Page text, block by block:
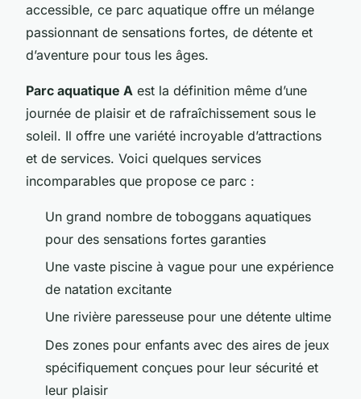
accessible, ce parc aquatique offre un mélange
passionnant de sensations fortes, de détente et
d’aventure pour tous les âges.
Parc aquatique A est la définition même d’une
journée de plaisir et de rafraîchissement sous le
soleil. Il offre une variété incroyable d’attractions
et de services. Voici quelques services
incomparables que propose ce parc :
Un grand nombre de toboggans aquatiques
pour des sensations fortes garanties
Une vaste piscine à vague pour une expérience
de natation excitante
Une rivière paresseuse pour une détente ultime
Des zones pour enfants avec des aires de jeux
spécifiquement conçues pour leur sécurité et
leur plaisir